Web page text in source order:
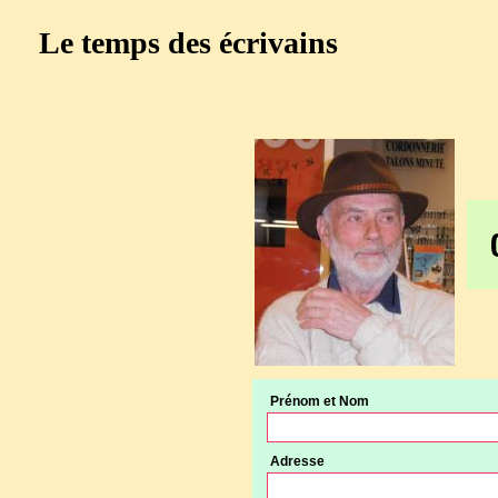
Le temps des écrivains
Prénom et Nom
Adresse